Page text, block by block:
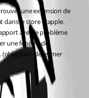
une extension de
dans le store d'apple.
avec le problème
une fenêtre de
(obligation de fermer